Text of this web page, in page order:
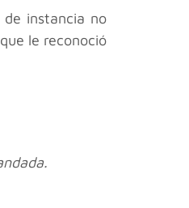
instancia no
le reconoció